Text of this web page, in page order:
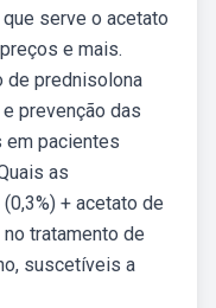
serve o acetato
e mais.
de prednisolona
prevenção das
em pacientes
as
+ acetato de
tratamento de
suscetíveis a